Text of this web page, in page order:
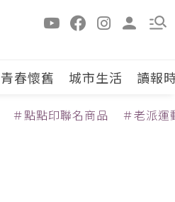
青春懷舊 城市生活 讀報
＃點點印聯名商品 ＃老派運